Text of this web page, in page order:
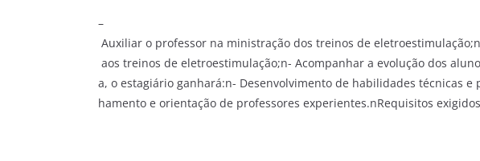
–
Auxiliar o professor na ministração dos treinos de
aos treinos de eletroestimulação;n- Acompanhar a evolução dos
a, o estagiário ganhará:n- Desenvolvimento de habilidades técnicas
hamento e orientação de professores experientes.nRequisitos